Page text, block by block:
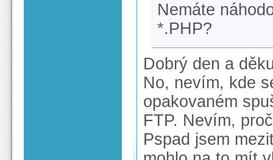
Nemáte
*.PHP?
Dobrý den a
No, nevím, kde
opakovaném
FTP. Nevím,
Pspad jsem